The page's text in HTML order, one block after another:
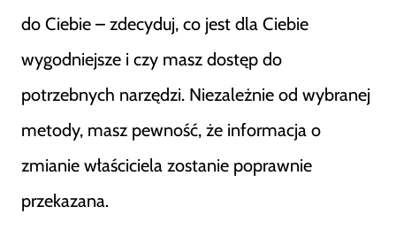
do Ciebie – zdecyduj, co jest dla Ciebie
wygodniejsze i czy masz dostęp do
potrzebnych narzędzi. Niezależnie od wybranej
metody, masz pewność, że informacja o
zmianie właściciela zostanie poprawnie
przekazana.